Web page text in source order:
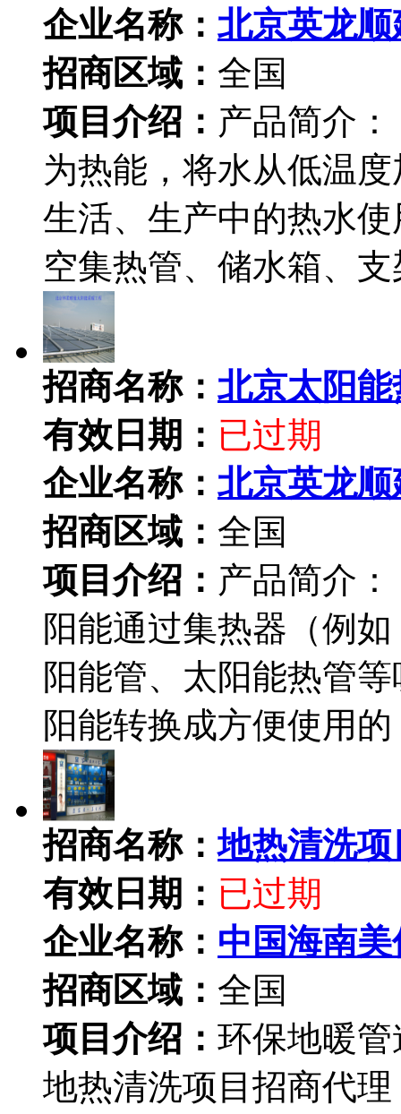
企业名称： 北京英龙
招商区域： 全国
项目介绍： 产品简介
为热能，将水从低温
生活、生产中的热水
空集热管、储水箱、
招商名称： 北京太阳
有效日期： 已过期
企业名称： 北京英龙
招商区域： 全国
项目介绍： 产品简介
阳能通过集热器（例
阳能管、太阳能热管
阳能转换成方便使用
招商名称：地热清洗
有效日期： 已过期
企业名称： 中国海南
招商区域： 全国
项目介绍： 环保地暖
地热清洗项目招商代